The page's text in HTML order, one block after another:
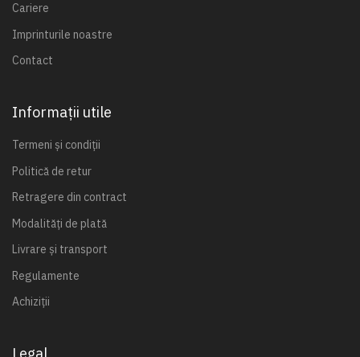
Cariere
Imprinturile noastre
Contact
Informații utile
Termeni și condiții
Politică de retur
Retragere din contract
Modalități de plată
Livrare și transport
Regulamente
Achiziții